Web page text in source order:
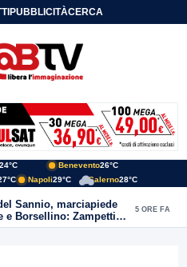
PUBBLICITÀCERCA
24°C Benevento26°C
Napoli29°C Salerno28°C
Sannio, marciapiede
e Borsellino: Zampetti e
alle polemiche
5 ORE FA